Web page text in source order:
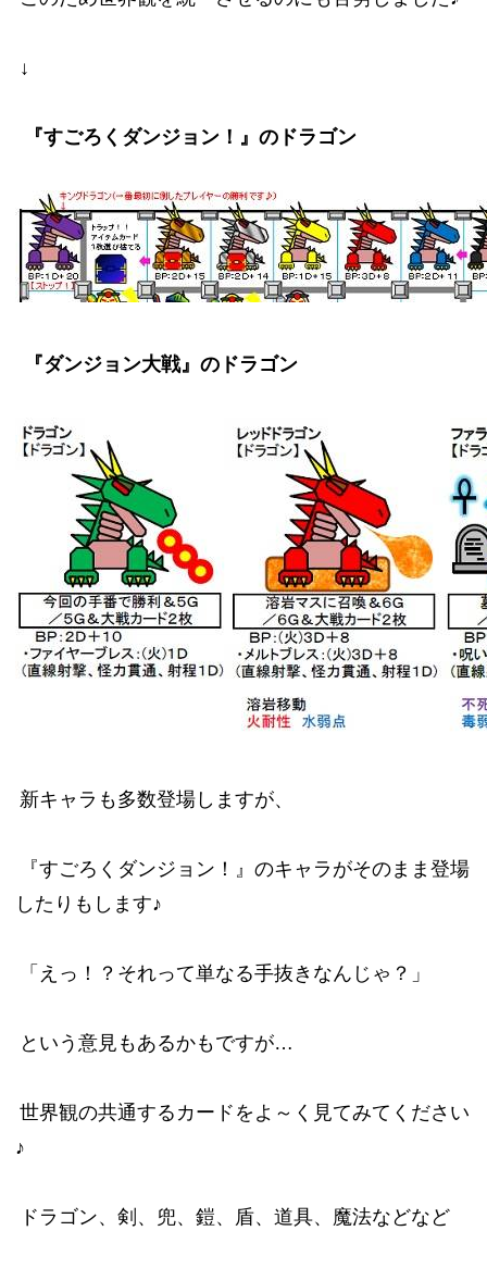
↓
『すごろくダンジョン！』のドラゴン
『ダンジョン大戦』のドラゴン
新キャラも多数登場しますが、
『すごろくダンジョン！』のキャラがそのまま登場
したりもします♪
「えっ！？それって単なる手抜きなんじゃ？」
という意見もあるかもですが…
世界観の共通するカードをよ～く見てみてください
♪
ドラゴン、剣、兜、鎧、盾、道具、魔法などなど